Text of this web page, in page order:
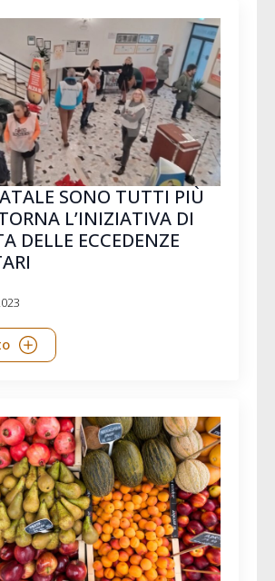
SONO TUTTI PIÙ
L’INIZIATIVA DI
DELLE ECCEDENZE